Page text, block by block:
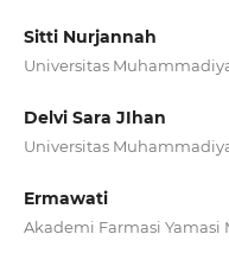
Sitti Nurjannah
Universitas
Delvi Sara JIhan
Universitas
Ermawati
Akademi Farmasi Yamasi